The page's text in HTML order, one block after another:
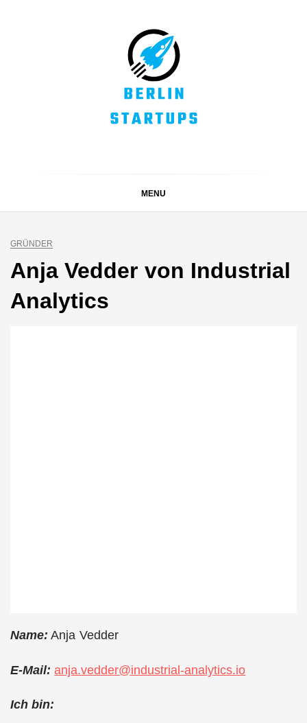
MENU
GRÜNDER
Anja Vedder von Industrial
Analytics
Name: Anja Vedder
E-Mail:anja.vedder@industrial-analytics.io
Ich bin: